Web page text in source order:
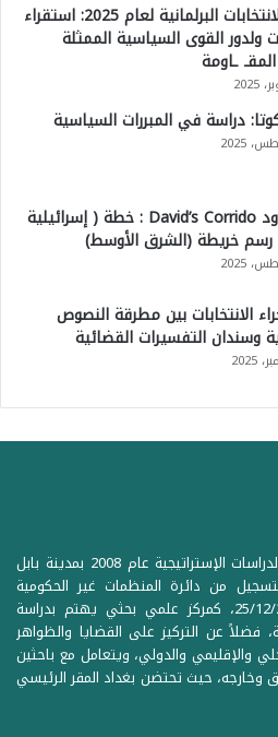
خارطة الانتخابات البرلمانية لعام 2025: استقراء
ولدور القوى السياسية الممثلة
ـاومة
دراسة في المبررات السياسية
ممر داوود David’s Corrido : خطة ( إسرائيلية
رسم خريطة (الشرق الأوسط)
الانتخابات بين مطرقة النصوص
وسندان التفسيرات القضائية
تأسس مركز حمورابي للبحوث والدراسات الإستراتيجية عام 2008 بمدينة بابل
من دائرة المنظمات غير الحكومية
المرقمة ((1Z71874 بتاريخ 25/12/2012، كمركز علمي بحثي يهتم بدراسة
فضلاً عن التركيز على القضايا والظواهر
والإقليمي والدولي، ويتعامل مع باحثين
حيث تحتضن بغداد المقر الرئيسي